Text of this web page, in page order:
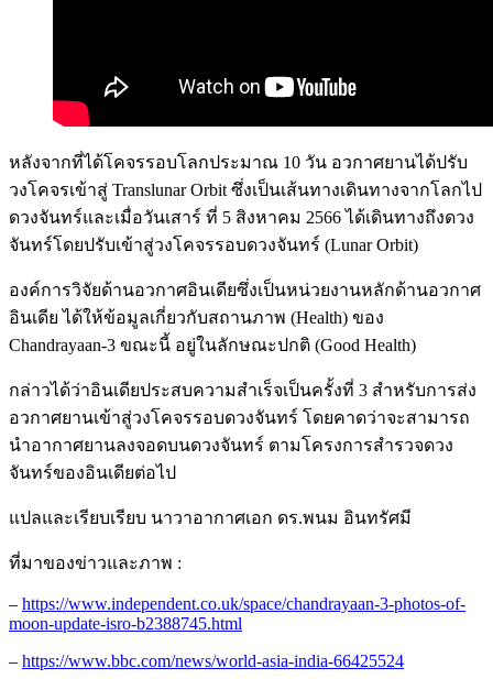
หลังจากที่ได้โคจรรอบโลกประมาณ 10 วัน อวกาศยานได้ปรับ
วงโคจรเข้าสู่ Translunar Orbit ซึ่งเป็นเส้นทางเดินทางจากโลกไป
ดวงจันทร์และเมื่อวันเสาร์ ที่ 5 สิงหาคม 2566 ได้เดินทางถึงดวง
จันทร์โดยปรับเข้าสู่วงโคจรรอบดวงจันทร์​ (Lunar Orbit)
องค์การวิจัยด้านอวกาศอินเดียซึ่งเป็นหน่วยงานหลักด้านอวกาศ
อินเดีย ได้ให้ข้อมูลเกี่ยวกับสถานภาพ (Health) ของ
Chandrayaan-3 ขณะนี้ อยู่ในลักษณะปกติ (Good Health)
กล่าวได้ว่าอินเดียประสบความสำเร็จเป็นครั้งที่ 3 สำหรับการส่ง
อวกาศยานเข้าสู่วงโคจรรอบดวงจันทร์ โดยคาดว่าจะสามารถ
นำอากาศยานลงจอดบนดวงจันทร์ ตามโครงการสำรวจดวง
จันทร์ของอินเดียต่อไป
แปลและเรียบเรียบ นาวาอากาศเอก ดร.พนม อินทรัศมี
ที่มาของข่าวและภาพ :
– https://www.independent.co.uk/space/chandrayaan-3-photos-of-
moon-update-isro-b2388745.html
– https://www.bbc.com/news/world-asia-india-66425524